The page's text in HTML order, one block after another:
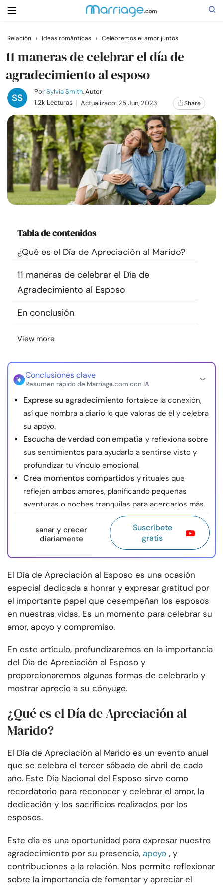
Buscar
Casarse
Relaciones
Familia
Ayuda
Cursos
Recursos
Comunidad
Encuentra un terapeuta
Idioma
nosotros
© Copyright 2026. Todos los derechos reservados.
Relación › Ideas románticas › Celebremos el amor juntos
11 maneras de celebrar el día de
agradecimiento al esposo
PorSylvia Smith, Autor
1.2k Lecturas
Actualizado: 25 Jun, 2023 Share
Tabla de contenidos
¿Qué es el Día de Apreciación al Marido?
11 maneras de celebrar el Día de
Agradecimiento al Esposo
En conclusión
View more
Conclusiones clave
Resumen rápido de Marriage.com con IA
Exprese su agradecimiento fortalece la conexión,
así que nombra a diario lo que valoras de él y celebra
su apoyo.
Escucha de verdad con empatía y reflexiona sobre
sus sentimientos para ayudarlo a sentirse visto y
profundizar tu vínculo emocional.
Crea momentos compartidos y rituales que
reflejen ambos amores, planificando pequeñas
aventuras o noches tranquilas para acercarlos más.
sanar y crecer
diariamente
Suscríbete
gratis
El Día de Apreciación al Esposo es una ocasión
especial dedicada a honrar y expresar gratitud por
el importante papel que desempeñan los esposos
en nuestras vidas. Es un momento para celebrar su
amor, apoyo y compromiso.
En este artículo, profundizaremos en la importancia
del Día de Apreciación al Esposo y
proporcionaremos algunas formas de celebrarlo y
mostrar aprecio a su cónyuge.
¿Qué es el Día de Apreciación al
Marido?
El Día de Apreciación al Marido es un evento anual
que se celebra el tercer sábado de abril de cada
año. Este Día Nacional del Esposo sirve como
recordatorio para reconocer y celebrar el amor, la
dedicación y los sacrificios realizados por los
esposos.
Este día es una oportunidad para expresar nuestro
agradecimiento por su presencia, apoyo , y
contribuciones a la relación. Nos permite reflexionar
sobre la importancia de fomentar y apreciar el